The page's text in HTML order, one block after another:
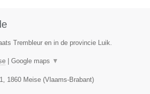
Trembleur en in de provincie Luik.
| Google maps ▼
, 1860 Meise(Vlaams-Brabant)